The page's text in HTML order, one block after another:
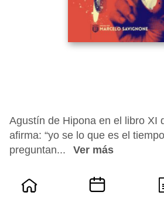
Agustín de Hipona en el libro XI
afirma: “yo se lo que es el
preguntan...
Ver más